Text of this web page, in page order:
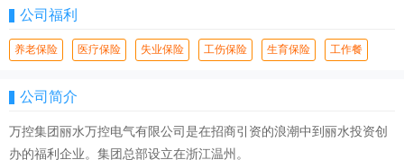
公司福利
养老保险 医疗保险 失业保险 工伤保险 生育保险 工作餐
公司简介
万控集团丽水万控电气有限公司是在招商引资的浪潮中到丽水投资创
办的福利企业。集团总部设立在浙江温州。